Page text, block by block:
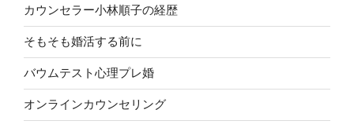
カウンセラー小林順子の経歴
そもそも婚活する前に
バウムテスト心理プレ婚
オンラインカウンセリング